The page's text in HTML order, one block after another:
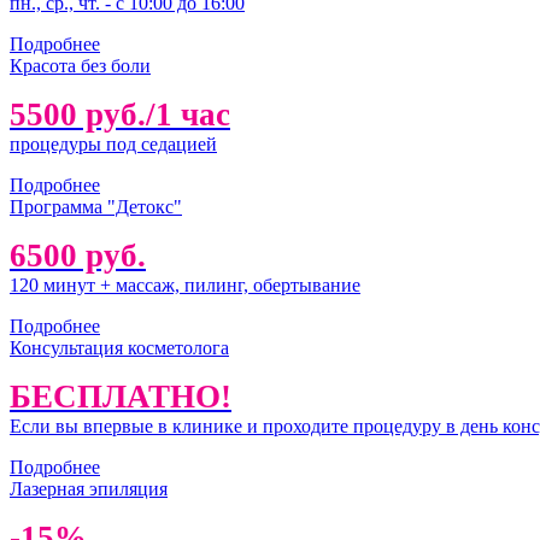
Подробнее
Красота без боли
5500 руб./1 час
процедуры под седацией
Подробнее
Программа "Детокс"
6500 руб.
120 минут + массаж, пилинг, обертывание
Подробнее
Консультация косметолога
БЕСПЛАТНО!
Если вы впервые в клинике и проходите процедуру в день
Подробнее
Лазерная эпиляция